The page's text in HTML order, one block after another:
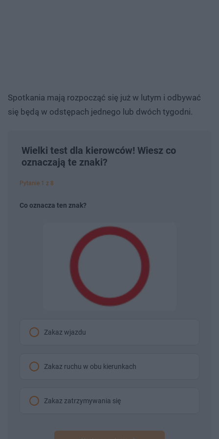
Spotkania mają rozpocząć się już w lutym i odbywać
się będą w odstępach jednego lub dwóch tygodni.
Wielki test dla kierowców! Wiesz co
oznaczają te znaki?
Pytanie 1 z 8
Co oznacza ten znak?
Zakaz wjazdu
Zakaz ruchu w obu kierunkach
Zakaz zatrzymywania się